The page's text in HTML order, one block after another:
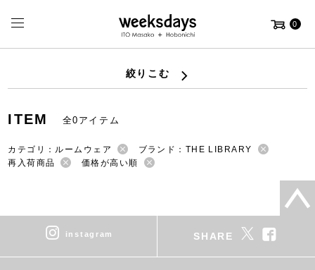
0
絞りこむ
ITEM 全0アイテム
カテゴリ：ルームウェア
ブランド：THE LIBRARY
再入荷商品
価格が高い順
instagram SHARE